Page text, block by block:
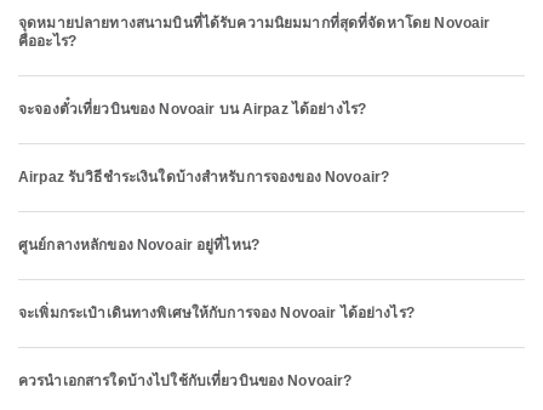
จุดหมายปลายทางสนามบินที่ได้รับความนิยมมากที่สุดที่จัดหาโดย Novoair
คืออะไร?
จะจองตั๋วเที่ยวบินของ Novoair บน Airpaz ได้อย่างไร?
Airpaz รับวิธีชำระเงินใดบ้างสำหรับการจองของ Novoair?
ศูนย์กลางหลักของ Novoair อยู่ที่ไหน?
จะเพิ่มกระเป๋าเดินทางพิเศษให้กับการจอง Novoair ได้อย่างไร?
ควรนำเอกสารใดบ้างไปใช้กับเที่ยวบินของ Novoair?